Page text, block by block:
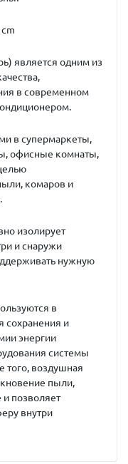
является одним из
в современном
в супермаркеты,
офисные комнаты,
комаров и
изолирует
и снаружи
нужную
в
сохранения и
энергии
системы
того, воздушная
пыли,
позволяет
внутри